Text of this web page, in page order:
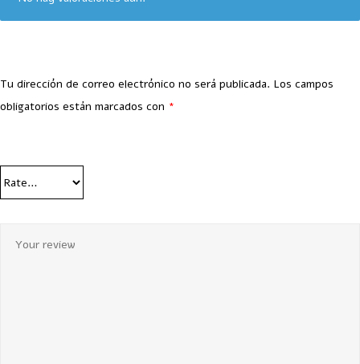
Tu dirección de correo electrónico no será publicada. Los campos
obligatorios están marcados con *